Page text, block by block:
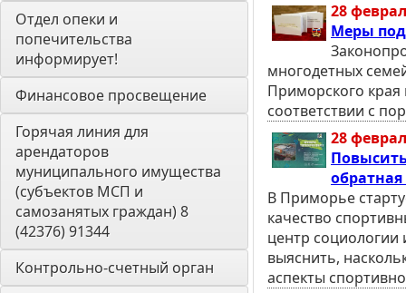
Отдел опеки и
попечительства
информирует!
Финансовое просвещение
Горячая линия для
арендаторов
муниципального имущества
(субъектов МСП и
самозанятых граждан) 8
(42376) 91344
Контрольно-счетный орган
28
Меры
многодетных
Приморского края
соответствии с
28
В Приморье
качество
центр социологии
выяснить,
аспекты